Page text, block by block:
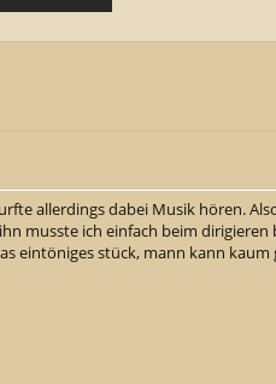
allerdings dabei Musik hören.
musste ich einfach beim
eintöniges stück, mann kann kaum